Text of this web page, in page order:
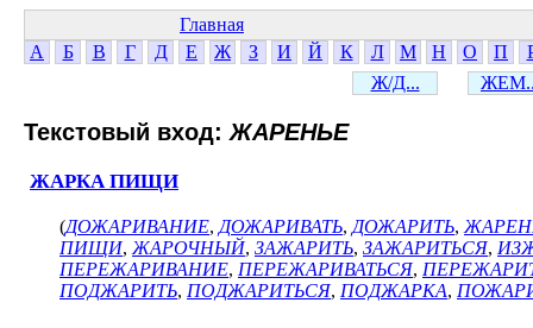
Главная
А
Б В Г Д Е Ж З И Й К Л М Н О П
Ж/Д...
Текстовый вход: ЖАРЕНЬЕ
ЖАРКА ПИЩИ
(ДОЖАРИВАНИЕ, ДОЖАРИВАТЬ, ДОЖАРИТЬ,
ПИЩИ, ЖАРОЧНЫЙ, ЗАЖАРИТЬ, ЗАЖАРИТЬСЯ,
ПЕРЕЖАРИВАНИЕ, ПЕРЕЖАРИВАТЬСЯ,
ПОДЖАРИТЬ, ПОДЖАРИТЬСЯ, ПОДЖАРКА,